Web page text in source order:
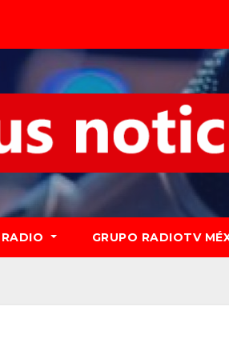
RADIO GRUPO RADIOTV